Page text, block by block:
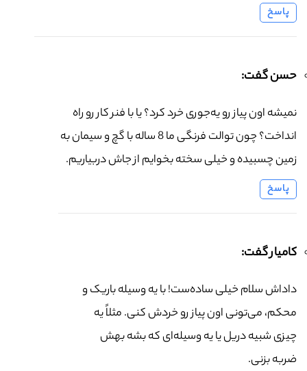
پاسخ
حسن گفت:
نمیشه اون پیاز رو یه‌جوری خرد کرد؟ یا با فنر کار رو راه
انداخت؟ چون توالت فرنگی ما 8 ساله با گچ و سیمان به
زمین چسبیده و خیلی سخته بخوایم از جاش دربیاریم.
پاسخ
کامیار گفت:
داداش سلام خیلی ساده‌ست! با یه وسیله باریک و
محکم، می‌تونی اون پیاز رو خردش کنی. مثلاً یه
چیزی شبیه دریل یا یه وسیله‌ای که بشه بهش
ضربه بزنی.